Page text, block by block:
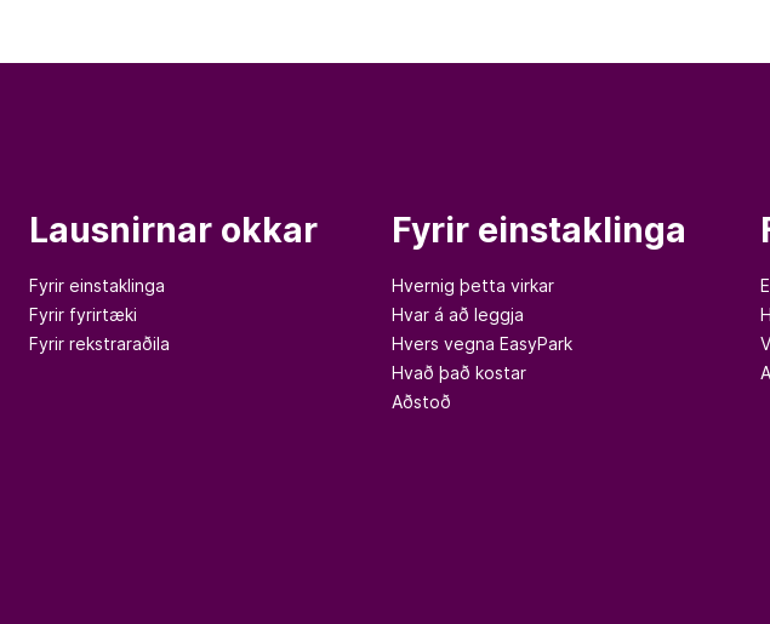
Lausnirnar okkar
Fyrir einstaklinga
Fyrir fyrirtæki
Fyrir rekstraraðila
Fyrir einstaklinga
Hvernig þetta virkar
Hvar á að leggja
Hvers vegna EasyPark
Hvað það kostar
Aðstoð